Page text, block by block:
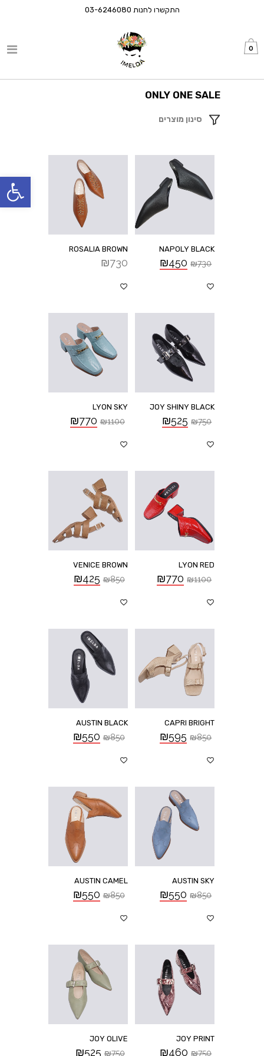
פתח
התקשרו לחנות 03-6246080
0
ONLY ONE SALE
סינון מוצרים
NAPOLY BLACK
₪730
₪450
ROSALIA BROWN
₪730
JOY SHINY BLACK
₪750
₪525
LYON SKY
₪1100
₪770
LYON RED
₪1100
₪770
VENICE BROWN
₪850
₪425
CAPRI BRIGHT
₪850
₪595
AUSTIN BLACK
₪850
₪550
AUSTIN SKY
₪850
₪550
AUSTIN CAMEL
₪850
₪550
JOY PRINT
₪750
₪460
JOY OLIVE
₪750
₪525